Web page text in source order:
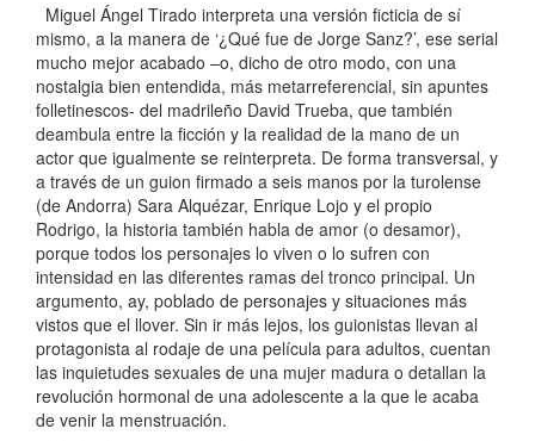
Miguel Ángel Tirado interpreta una versión ficticia de sí
mismo, a la manera de ‘¿Qué fue de Jorge Sanz?’, ese serial
mucho mejor acabado –o, dicho de otro modo, con una
nostalgia bien entendida, más metarreferencial, sin apuntes
folletinescos- del madrileño David Trueba, que también
deambula entre la ficción y la realidad de la mano de un
actor que igualmente se reinterpreta. De forma transversal, y
a través de un guion firmado a seis manos por la turolense
(de Andorra) Sara Alquézar, Enrique Lojo y el propio
Rodrigo, la historia también habla de amor (o desamor),
porque todos los personajes lo viven o lo sufren con
intensidad en las diferentes ramas del tronco principal. Un
argumento, ay, poblado de personajes y situaciones más
vistos que el llover. Sin ir más lejos, los guionistas llevan al
protagonista al rodaje de una película para adultos, cuentan
las inquietudes sexuales de una mujer madura o detallan la
revolución hormonal de una adolescente a la que le acaba
de venir la menstruación.